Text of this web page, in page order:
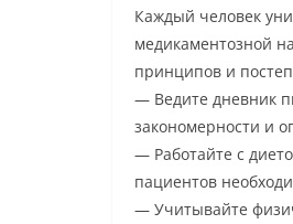
Каждый человек
медикаментозной
принципов и
— Ведите дневник
закономерности и
— Работайте с
пациентов
— Учитывайте